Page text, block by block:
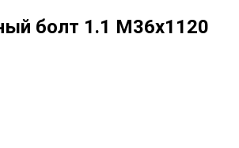
болт 1.1 М36х1120